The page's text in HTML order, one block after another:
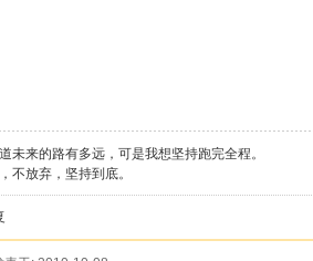
未来的路有多远，可是我想坚持跑完全程。
不放弃，坚持到底。